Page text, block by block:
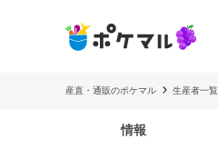
産直・通販のポケマル 生産者一覧
情報